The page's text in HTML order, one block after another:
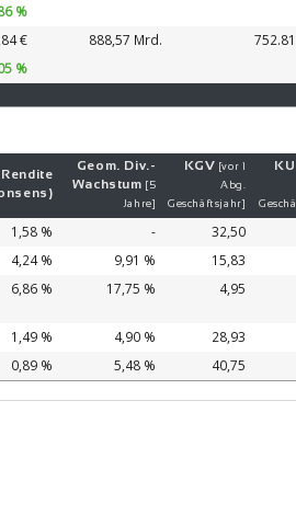
%
€ 888,57 Mrd.
%
Ren­di­te
Geom. Div.-
Wachs­tum [5
Jahre]
KGV [vor 1
Abg.
Geschäftsjahr]
1,58 % - 32,50
4,24 % 9,91 % 15,83
6,86 % 17,75 % 4,95
1,49 % 4,90 % 28,93
0,89 % 5,48 % 40,75